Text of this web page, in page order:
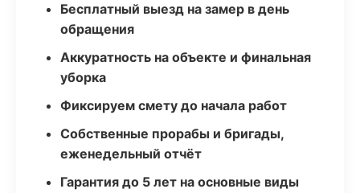
Бесплатный выезд на замер в день
обращения
Аккуратность на объекте и финальная
уборка
Фиксируем смету до начала работ
Собственные прорабы и бригады,
еженедельный отчёт
Гарантия до 5 лет на основные виды